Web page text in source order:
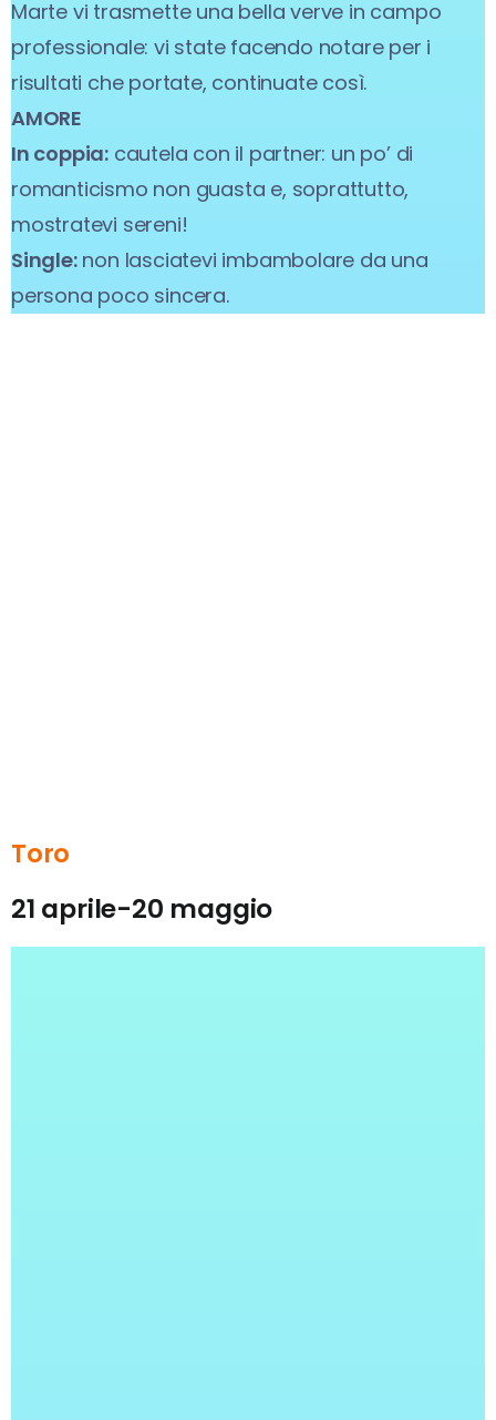
Marte vi trasmette una bella verve in campo
professionale: vi state facendo notare per i
risultati che portate, continuate così.
AMORE
In coppia: cautela con il partner: un po’ di
romanticismo non guasta e, soprattutto,
mostratevi sereni!
Single:non lasciatevi imbambolare da una
persona poco sincera.
Toro
21 aprile-20 maggio